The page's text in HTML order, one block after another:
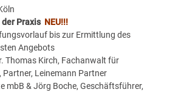
der Praxis NEU!!!
bis zur Ermittlung des
Angebots
Thomas Kirch, Fachanwalt für
Partner, Leinemann Partner
mbB & Jörg Boche, Geschäftsführer,